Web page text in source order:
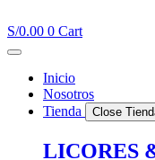
al
contenido
S/0.00 0 Cart
Inicio
Nosotros
Tienda
Close
LICORES